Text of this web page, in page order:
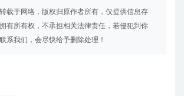
载于网络，版权归原作者所有，仅提供信息存
有所有权，不承担相关法律责任，若侵犯到你
系我们，会尽快给予删除处理！